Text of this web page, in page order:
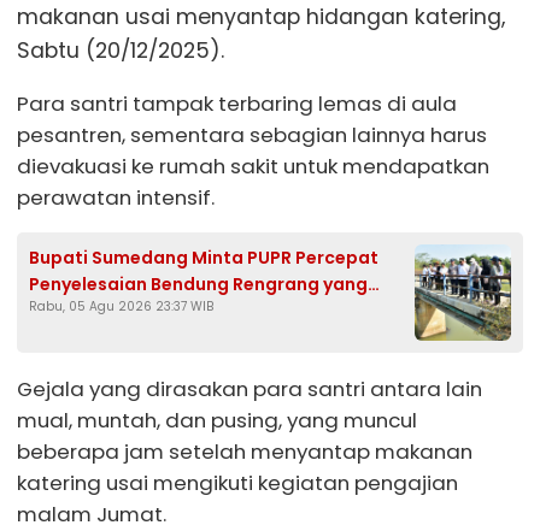
makanan usai menyantap hidangan katering,
Sabtu (20/12/2025).
Para santri tampak terbaring lemas di aula
pesantren, sementara sebagian lainnya harus
dievakuasi ke rumah sakit untuk mendapatkan
perawatan intensif.
Bupati Sumedang Minta PUPR Percepat
Penyelesaian Bendung Rengrang yang
Belum Berfungsi Optimal
Rabu, 05 Agu 2026 23:37 WIB
Gejala yang dirasakan para santri antara lain
mual, muntah, dan pusing, yang muncul
beberapa jam setelah menyantap makanan
katering usai mengikuti kegiatan pengajian
malam Jumat.